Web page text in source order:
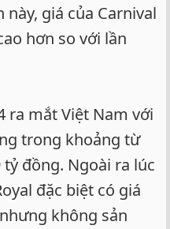
này, giá của Carnival
hơn so với lần
ra mắt Việt Nam với
trong khoảng từ
tỷ đồng. Ngoài ra lúc
đặc biệt có giá
không sản